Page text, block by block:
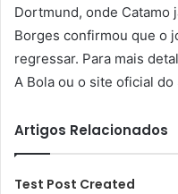
Dortmund, onde Catamo
Borges confirmou que o
regressar. Para mais
A Bola ou o site oficial
Artigos Relacionados
Test Post Created